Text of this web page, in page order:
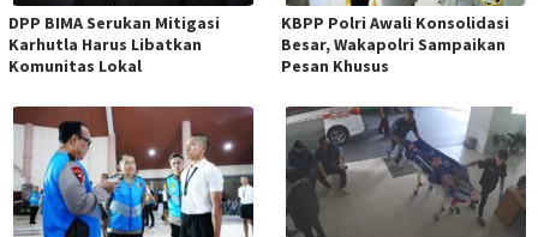
DPP BIMA Serukan Mitigasi
Karhutla Harus Libatkan
Komunitas Lokal
KBPP Polri Awali Konsolidasi
Besar, Wakapolri Sampaikan
Pesan Khusus